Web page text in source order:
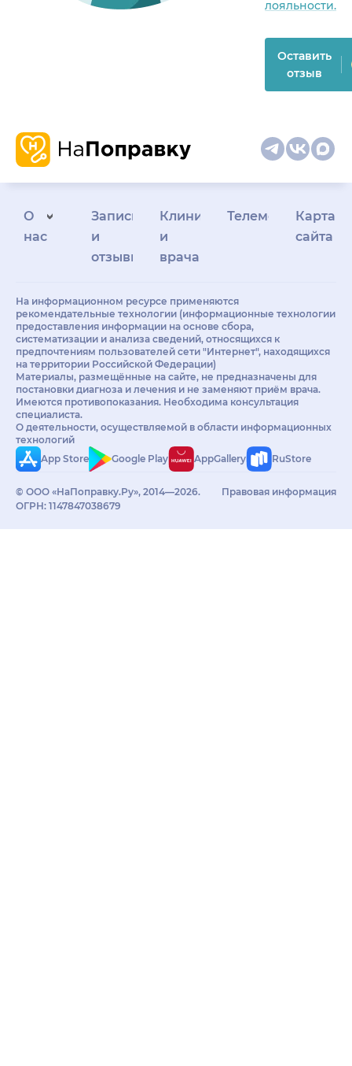
лояльности.
Оставить
отзыв
О
нас
Запись
и
отзывы
Клиникам
и
врачам
Телемедицина
Карта
сайта
На информационном ресурсе применяются
рекомендательные технологии (информационные технологии
предоставления информации на основе сбора,
систематизации и анализа сведений, относящихся к
предпочтениям пользователей сети "Интернет", находящихся
на территории Российской Федерации)
Материалы, размещённые на сайте, не предназначены для
постановки диагноза и лечения и не заменяют приём врача.
Имеются противопоказания. Необходима консультация
специалиста.
О деятельности, осуществляемой в области информационных
технологий
App Store
Google Play AppGallery RuStore
© ООО «НаПоправку.Ру», 2014—2026.
ОГРН: 1147847038679
Правовая информация